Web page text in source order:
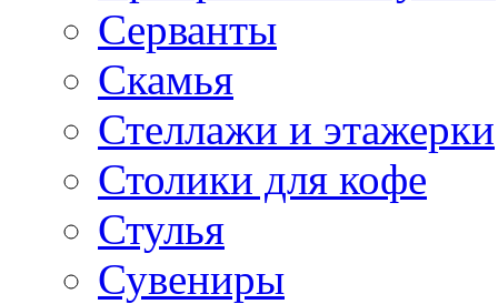
Серванты
Скамья
Стеллажи и этажерки
Столики для кофе
Стулья
Сувениры